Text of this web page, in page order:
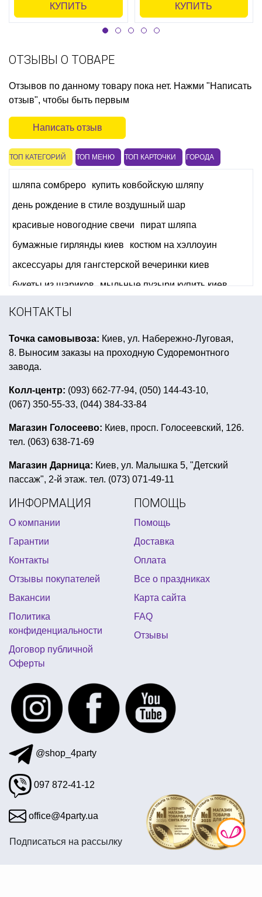
КУПИТЬ КУПИТЬ
ОТЗЫВЫ О ТОВАРЕ
Отзывов по данному товару пока нет. Нажми "Написать
отзыв", чтобы быть первым
Написать отзыв
ТОП КАТЕГОРИЙ ТОП МЕНЮ ТОП КАРТОЧКИ ГОРОДА
шляпа сомбреро
купить ковбойскую шляпу
день рождение в стиле воздушный шар
красивые новогодние свечи
пират шляпа
бумажные гирлянды киев
костюм на хэллоуин
аксессуары для гангстерской вечеринки киев
букеты из шариков мыльные пузыри купить киев
вечеринка в стиле ангелы и демоны
конфетти новогоднее
вечеринка в стиле диско одежда
купить все на детскую вечеринку
восточные вечеринки
вечеринка в стиле стиляги оформление
новогодние детские костюмы для мальчиков
парик карнавальный купить золотая вечеринка
праздник в стиле щенячий патруль
вечеринки киев хэллоуин
цифры на торт свечи
декорация на 8 марта купить в украине
реквизит для гангстерской вечеринки
костюмы лесных зверей на новый год
новогодняя скатерть украина
крылья ангела для ребенка купить
костюмы персонажей мультфильмов
вечеринка в стиле диско
КОНТАКТЫ
Точка самовывоза: Киев, ул. Набережно-Луговая,
8. Выносим заказы на проходную Судоремонтного
завода.
Колл-центр: (093) 662-77-94, (050) 144-43-10,
(067) 350-55-33, (044) 384-33-84
Магазин Голосеево: Киев, просп. Голосеевский, 126.
тел. (063) 638-71-69
Магазин Дарница: Киев, ул. Малышка 5, "Детский
пассаж", 2-й этаж. тел. (073) 071-49-11
ИНФОРМАЦИЯ
О компании
Гарантии
Контакты
Отзывы покупателей
Вакансии
Политика
конфиденциальности
Договор публичной
Оферты
ПОМОЩЬ
Помощь
Доставка
Оплата
Все о праздниках
Карта сайта
FAQ
Отзывы
@shop_4party
097 872-41-12
office@4party.ua
Подписаться на рассылку